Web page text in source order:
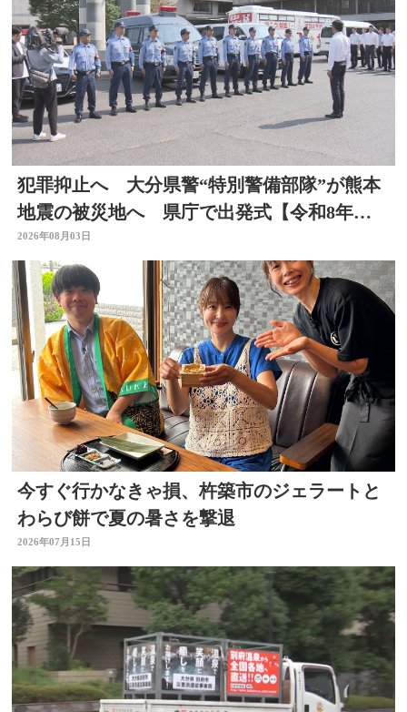
犯罪抑止へ 大分県警“特別警備部隊”が熊本
地震の被災地へ 県庁で出発式【令和8年熊
本地震】
2026年08月03日
今すぐ行かなきゃ損、杵築市のジェラートと
わらび餅で夏の暑さを撃退
2026年07月15日